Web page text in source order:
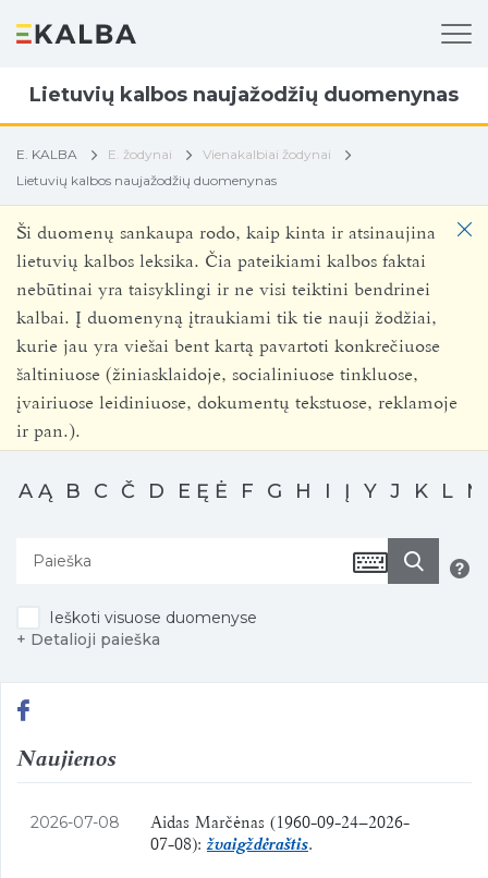
Lietuvių kalbos naujažodžių duomenynas
E. KALBA E. žodynai
Vienakalbiai žodynai
Lietuvių kalbos naujažodžių duomenynas
Ši duomenų sankaupa rodo, kaip kinta ir atsinaujina
lietuvių kalbos leksika. Čia pateikiami kalbos faktai
nebūtinai yra taisyklingi ir ne visi teiktini bendrinei
kalbai. Į duomenyną įtraukiami tik tie nauji žodžiai,
kurie jau yra viešai bent kartą pavartoti konkrečiuose
šaltiniuose (žiniasklaidoje, socialiniuose tinkluose,
įvairiuose leidiniuose, dokumentų tekstuose, reklamoje
ir pan.).
A Ą B C Č D E Ę Ė F G H I Į Y J K L M
Ieškoti visuose duomenyse
+ Detalioji paieška
Naujienos
2026-07-08
Aidas Marčėnas (1960-09-24–2026-
07-08):žvaigždėraštis.